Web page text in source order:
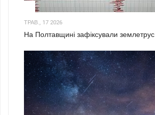
ТРАВ., 17 2026
На Полтавщині зафіксували землетрус